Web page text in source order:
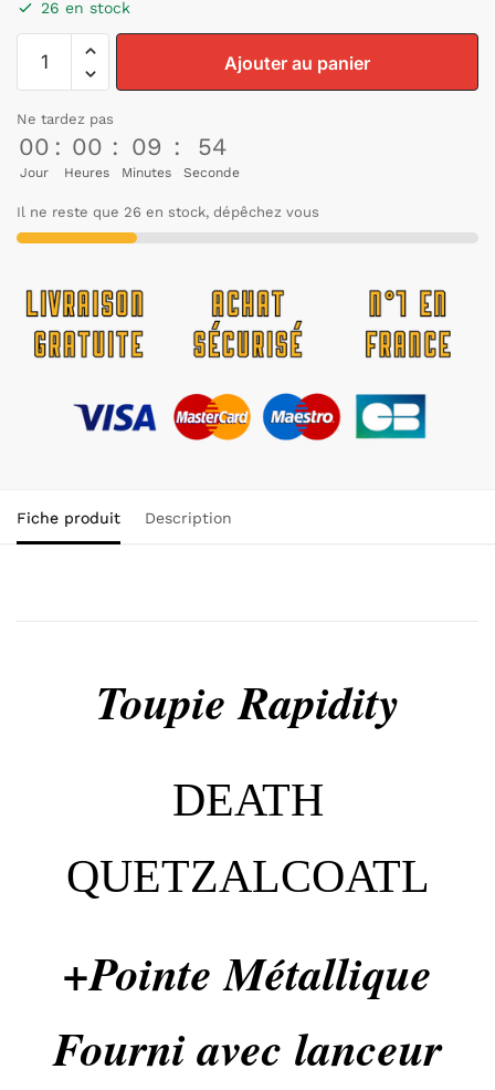
26 en stock
Ajouter au panier
Ne tardez pas
00
Jour
: 00
Heures
: 09
Minutes
: 54
Seconde
Il ne reste que 26 en stock, dépêchez vous
Fiche produit Description
Toupie Rapidity
DEATH
QUETZALCOATL
+Pointe Métallique
Fourni avec lanceur